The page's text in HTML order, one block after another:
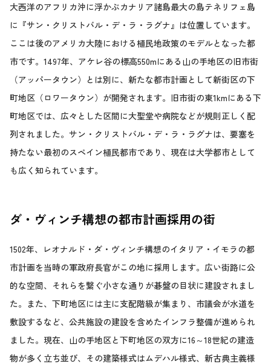
大西洋のアフリカ沖に浮かぶカナリア諸島最大の島テネリフェ島
に『サン・クリストバル・デ・ラ・ラグナ』は位置しています。
ここは後のアメリカ大陸における植民地政策のモデルとなった都
市です。1497年、アケレ谷の標高550mにある山の手地区の旧市街
（アッパータウン）とは別に、新たな都市計画として新街区の下
町地区（ロワータウン）が開発されます。旧市街の東1kmにある下
町地区では、広々とした区間に大聖堂や病院などが規則正しく配
列されました。サン・クリストバル・デ・ラ・ラグナは、要塞を
持たない最初のスペイン植民都市であり、現在は大学都市として
も広く知られています。
ダ・ヴィンチ構想の都市計画採用の街
1502年、レオナルド・ダ・ヴィンチ構想のイタリア・イモラの都
市計画を当時の軍政府長官がこの地に採用します。広い街路に公
的な空間、それらを繋ぐ小さな通りが碁盤の目状に建設されまし
た。また、下町地区には主に支配階級が集まり、市議会が水道を
敷設するなど、公共施設の建設を含めたインフラ整備が進められ
ました。現在、山の手地区と下町地区の双方に16～18世紀の建造
物が多く立ち並び、その建築様式はムデハル様式、新古典主義様